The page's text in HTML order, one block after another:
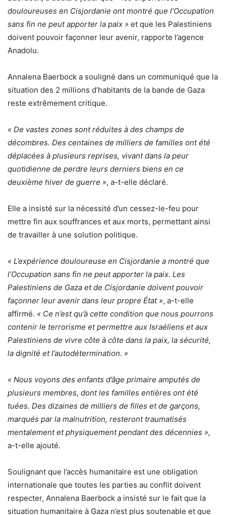
douloureuses en Cisjordanie ont montré que l’Occupation
sans fin ne peut apporter la paix » et que les Palestiniens
doivent pouvoir façonner leur avenir, rapporte l’agence
Anadolu.
Annalena Baerbock a souligné dans un communiqué que la
situation des 2 millions d’habitants de la bande de Gaza
reste extrêmement critique.
« De vastes zones sont réduites à des champs de
décombres. Des centaines de milliers de familles ont été
déplacées à plusieurs reprises, vivant dans la peur
quotidienne de perdre leurs derniers biens en ce
deuxième hiver de guerre », a-t-elle déclaré.
Elle a insisté sur la nécessité d’un cessez-le-feu pour
mettre fin aux souffrances et aux morts, permettant ainsi
de travailler à une solution politique.
« L’expérience douloureuse en Cisjordanie a montré que
l’Occupation sans fin ne peut apporter la paix. Les
Palestiniens de Gaza et de Cisjordanie doivent pouvoir
façonner leur avenir dans leur propre État », a-t-elle
affirmé. « Ce n’est qu’à cette condition que nous pourrons
contenir le terrorisme et permettre aux Israéliens et aux
Palestiniens de vivre côte à côte dans la paix, la sécurité,
la dignité et l’autodétermination. »
« Nous voyons des enfants d’âge primaire amputés de
plusieurs membres, dont les familles entières ont été
tuées. Des dizaines de milliers de filles et de garçons,
marqués par la malnutrition, resteront traumatisés
mentalement et physiquement pendant des décennies »,
a-t-elle ajouté.
Soulignant que l’accès humanitaire est une obligation
internationale que toutes les parties au conflit doivent
respecter, Annalena Baerbock a insisté sur le fait que la
situation humanitaire à Gaza n’est plus soutenable et que